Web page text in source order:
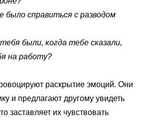
было справиться с разводом
были, когда тебе сказали,
на работу?
раскрытие эмоций. Они
и предлагают другому увидеть
заставляет их чувствовать